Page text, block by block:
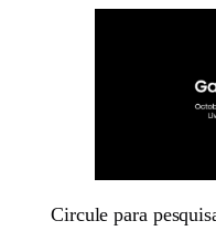
Circule para